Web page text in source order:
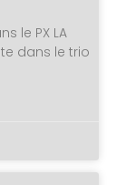
le PX LA
dans le trio